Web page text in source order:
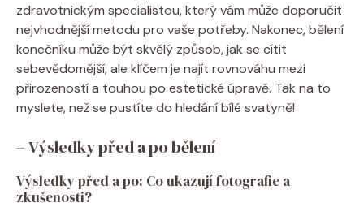
zdravotnickým specialistou, který vám může doporučit
nejvhodnější metodu pro vaše potřeby. Nakonec, bělení
konečníku může být skvělý způsob, jak se cítit
sebevědomější, ale klíčem je najít rovnováhu mezi
přirozeností a touhou po estetické úpravě. Tak na to
myslete, než se pustíte do hledání bílé svatyně!
– Výsledky před a po bělení
Výsledky před a po: Co ukazují fotografie a
zkušenosti?